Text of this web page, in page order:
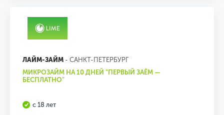
ЛАЙМ-ЗАЙМ - САНКТ-ПЕТЕРБУРГ
МИКРОЗАЙМ НА 10 ДНЕЙ "ПЕРВЫЙ ЗАЁМ —
БЕСПЛАТНО"
с 18 лет